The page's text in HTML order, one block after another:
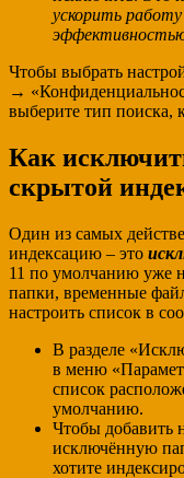
ускорить
Чтобы выбрать
→
выберите тип поиска,
Как
скрытой
Один из самых
индексацию – это
11 по умолчанию уже
папки, временные
настроить список в
В разделе
в меню
список
умолчанию.
Чтобы добавить
исключённую
хотите